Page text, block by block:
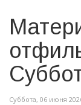
Суббота, 06 июня